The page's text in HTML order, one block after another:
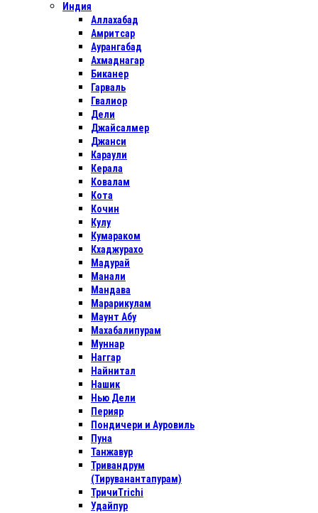
Индия
Аллахабад
Амритсар
Аурангабад
Ахмаднагар
Биканер
Гарваль
Гвалиор
Дели
Джайсалмер
Джанси
Караули
Керала
Ковалам
Кота
Кочин
Кулу
Кумараком
Кхаджурахо
Мадурай
Манали
Мандава
Марарикулам
Маунт Абу
Махабалипурам
Муннар
Наггар
Найнитал
Нашик
Нью Дели
Перияр
Пондичери и Ауровиль
Пуна
Танжавур
Тривандрум
(Тируванантапурам)
ТричиTrichi
Удайпур